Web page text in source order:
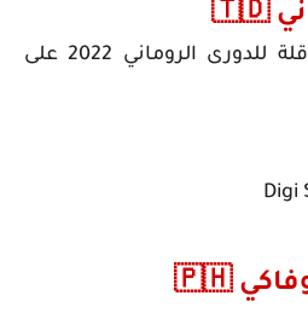
للدورى الروماني
على
Digi